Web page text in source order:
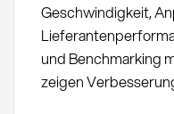
Geschwindigkeit,
und Benchmarking
zeigen